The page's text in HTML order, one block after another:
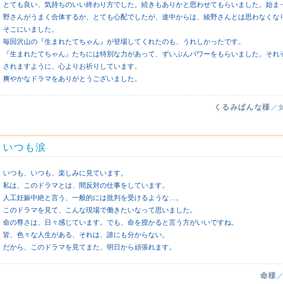
とても良い、気持ちのいい終わり方でした。続きもありかと思わせてもらいました。始ま
野さんがうまく合体するか、とても心配でしたが、途中からは、綾野さんとは思わなくな
そこにいました。
毎回沢山の『生まれたてちゃん』が登場してくれたのも、うれしかったです。
『生まれたてちゃん』たちには特別な力があって、ずいぶんパワーをもらいました。そ
されますように、心よりお祈りしています。
爽やかなドラマをありがとうございました。
くるみぱんな様 ／
いつも涙
いつも、いつも、楽しみに見ています。
私は、このドラマとは、間反対の仕事をしています。
人工妊娠中絶と言う、一般的には批判を受けるような…。
このドラマを見て、こんな現場で働きたいなって思いました。
命の尊さは、日々感じています。でも、命を授かると言う方がいいですね。
皆、色々な人生がある、それは、誰にも分からない。
だから、このドラマを見てまた、明日から頑張れます。
命様